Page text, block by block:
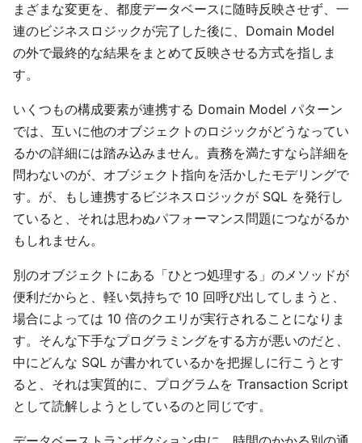
まざまな変更を、都度データベースに随時反映させず、一
連のビジネスロジックが完了した後に、Domain Model
の外で最終的な結果をまとめて反映させる方式を指しま
す。
いくつもの構成要素が連携する Domain Model パターン
では、互いに他のオブジェクトのロジックがどうなってい
るかの詳細には踏み込みません。責務を満たすなら詳細を
問わないのが、オブジェクト指向を活かしたモデリングで
す。が、もし連携するビジネスロジックが SQL を発行し
ていると、それは思わぬパフォーマンス問題につながるか
もしれません。
別のオブジェクトにある「ひとつ処理する」のメソッドが
便利だからと、軽い気持ちで 10 回呼び出してしまうと、
場合によっては 10 倍のクエリが実行されることになりま
す。そんな下手なプログラミングをする方が悪いのだと、
中にどんな SQL が書かれているかを把握しに行こうとす
ると、それは実質的に、プログラムを Transaction Script
として読解しようとしているのと同じです。